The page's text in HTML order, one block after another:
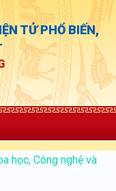
TỬ PHỔ BIẾN,
học, Công nghệ và